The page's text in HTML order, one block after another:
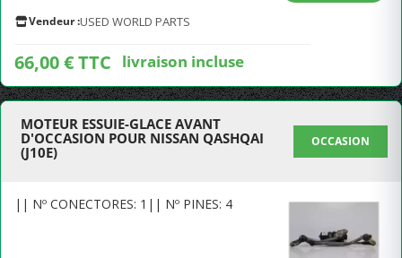
Vendeur :USED WORLD PARTS
66,00 € TTC livraison incluse
MOTEUR ESSUIE-GLACE AVANT
D'OCCASION POUR NISSAN QASHQAI
(J10E)
OCCASION
|| Nº CONECTORES: 1|| Nº PINES: 4